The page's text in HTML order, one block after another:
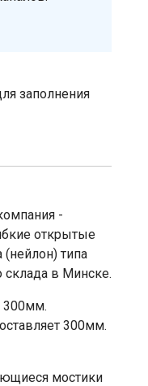
заполнения
-
открытые
типа
склада в Минске.
300мм.
300мм.
мостики